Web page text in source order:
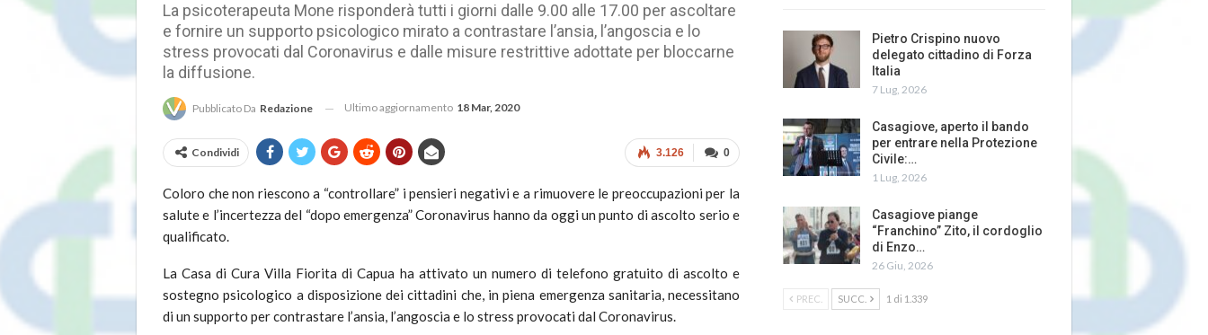
La psicoterapeuta Mone risponderà tutti i giorni dalle 9.00 alle 17.00 per ascoltare
e fornire un supporto psicologico mirato a contrastare l’ansia, l’angoscia e lo
stress provocati dal Coronavirus e dalle misure restrittive adottate per bloccarne
la diffusione.
Pubblicato Da Redazione Ultimo aggiornamento 18 Mar, 2020
0
3.126
Condividi
Coloro che non riescono a “controllare” i pensieri negativi e a rimuovere le preoccupazioni per la
salute e l’incertezza del “dopo emergenza” Coronavirus hanno da oggi un punto di ascolto serio e
qualificato.
La Casa di Cura Villa Fiorita di Capua ha attivato un numero di telefono gratuito di ascolto e
sostegno psicologico a disposizione dei cittadini che, in piena emergenza sanitaria, necessitano
di un supporto per contrastare l’ansia, l’angoscia e lo stress provocati dal Coronavirus.
Pietro Crispino nuovo
delegato cittadino di Forza
Italia
7 Lug, 2026
Casagiove, aperto il bando
per entrare nella Protezione
Civile:…
1 Lug, 2026
Casagiove piange
“Franchino” Zito, il cordoglio
di Enzo…
26 Giu, 2026
PREC. SUCC. 1 di 1.339